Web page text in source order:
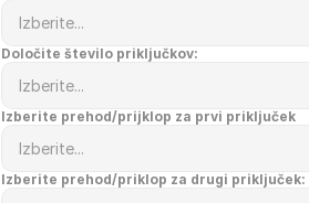
Določite število priključkov:
Izberite prehod/prijklop za prvi priključek
Izberite prehod/priklop za drugi priključek: